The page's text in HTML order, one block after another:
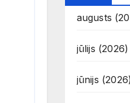
augusts
jūlijs (2026)
jūnijs